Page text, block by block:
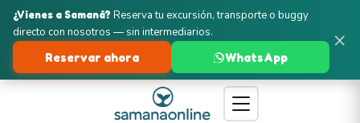
Turismo en Samaná Las Galeras
Bancos y Cajeros
×
¿Vienes a Samaná? Reserva tu excursión, transporte o buggy
directo con nosotros — sin intermediarios.
Reservar ahora WhatsApp